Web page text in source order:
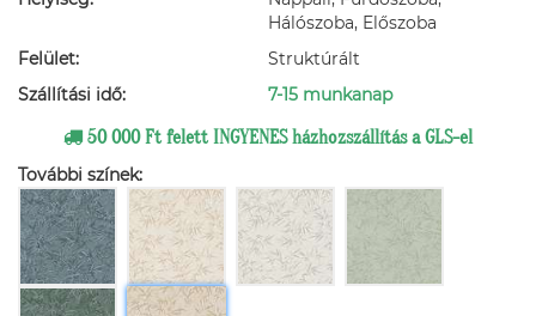
Hálószoba, Előszoba
Felület:
Struktúrált
Szállítási idő:
7-15 munkanap
50 000 Ft felett INGYENES házhozszállítás a GLS-el
További színek: